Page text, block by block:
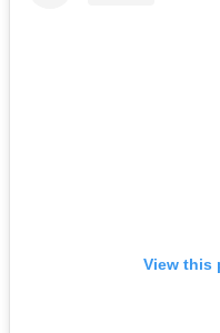
View this